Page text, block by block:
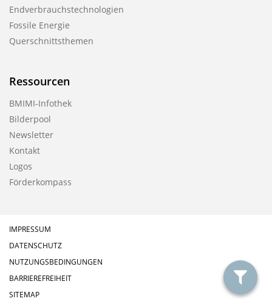
filter
Endverbrauchstechnologien
Fossile Energie
Querschnittsthemen
Ressourcen
BMIMI-Infothek
Bilderpool
Newsletter
Kontakt
Logos
Förderkompass
IMPRESSUM
DATENSCHUTZ
NUTZUNGSBEDINGUNGEN
BARRIEREFREIHEIT
SITEMAP